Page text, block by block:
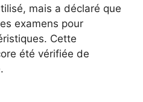
mais a déclaré que
examens pour
Cette
été vérifiée de